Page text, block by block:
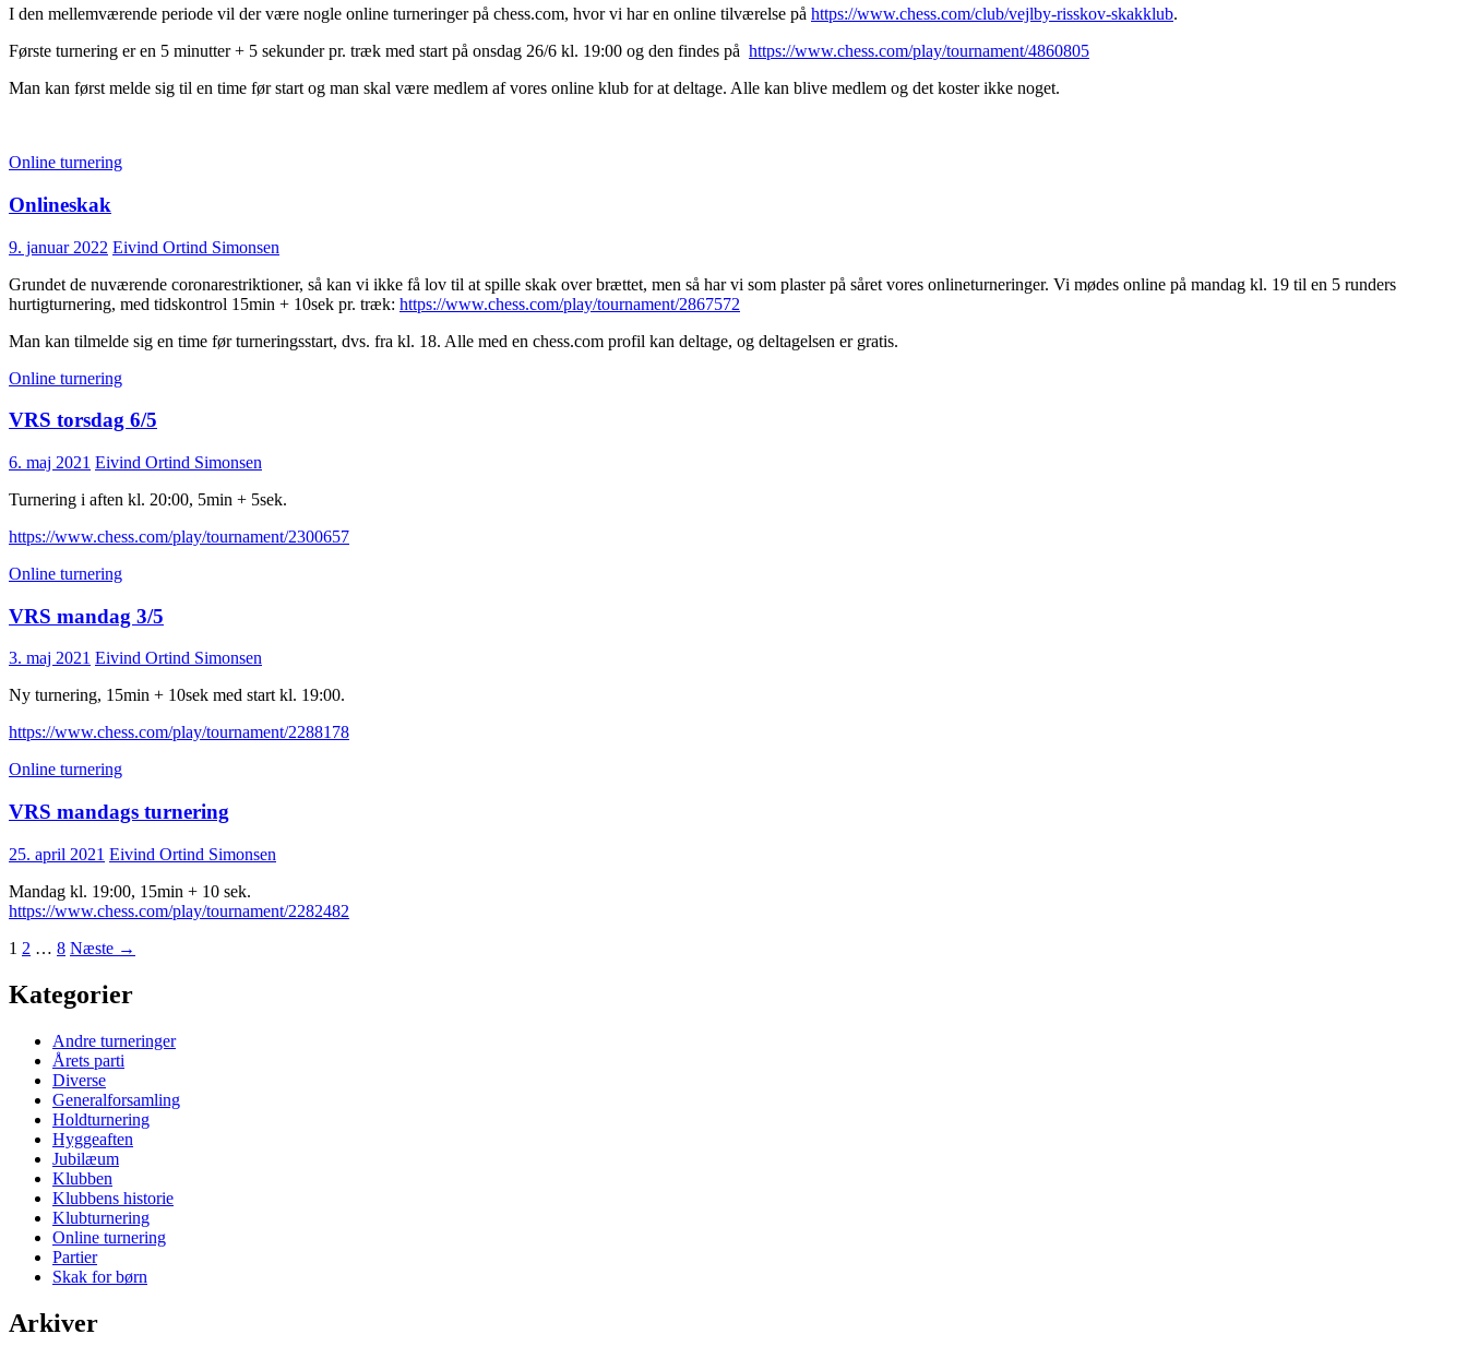
I den mellemværende periode vil der være nogle online turneringer på chess.com, hvor vi har en online tilværelse på https://www.chess.com/club/vejlby-risskov-skakklub.
Første turnering er en 5 minutter + 5 sekunder pr. træk med start på onsdag 26/6 kl. 19:00 og den findes på https://www.chess.com/play/tournament/4860805
Man kan først melde sig til en time før start og man skal være medlem af vores online klub for at deltage. Alle kan blive medlem og det koster ikke noget.
Online turnering
Onlineskak
9. januar 2022 Eivind Ortind Simonsen
Grundet de nuværende coronarestriktioner, så kan vi ikke få lov til at spille skak over brættet, men så har vi som plaster på såret vores onlineturneringer. Vi mødes online på mandag kl. 19 til en 5 runders
hurtigturnering, med tidskontrol 15min + 10sek pr. træk: https://www.chess.com/play/tournament/2867572
Man kan tilmelde sig en time før turneringsstart, dvs. fra kl. 18. Alle med en chess.com profil kan deltage, og deltagelsen er gratis.
Online turnering
VRS torsdag 6/5
6. maj 2021 Eivind Ortind Simonsen
Turnering i aften kl. 20:00, 5min + 5sek.
https://www.chess.com/play/tournament/2300657
Online turnering
VRS mandag 3/5
3. maj 2021 Eivind Ortind Simonsen
Ny turnering, 15min + 10sek med start kl. 19:00.
https://www.chess.com/play/tournament/2288178
Online turnering
VRS mandags turnering
25. april 2021 Eivind Ortind Simonsen
Mandag kl. 19:00, 15min + 10 sek.
https://www.chess.com/play/tournament/2282482
Indlægsnavigation
1 2 … 8 Næste →
Kategorier
Andre turneringer
Årets parti
Diverse
Generalforsamling
Holdturnering
Hyggeaften
Jubilæum
Klubben
Klubbens historie
Klubturnering
Online turnering
Partier
Skak for børn
Arkiver